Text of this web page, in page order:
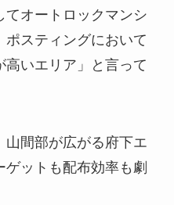
オートロックマンシ
ポスティングにおいて
高いエリア」と言って
間部が広がる府下エ
ゲットも配布効率も劇